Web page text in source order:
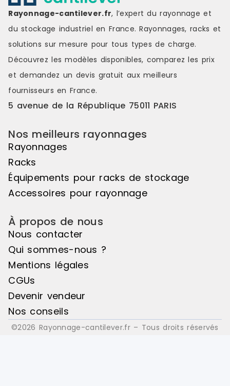
Europalette de 80×120 cm, l’échelle
sera normalement de 110 cm.
Lisses : les lisses sont les éléments
horizontaux et résistants des
rayonnages sur lesquels sont
déposées les charges. Elles sont
assemblées aux montants par des
connecteurs qui s’emboîtent dans
leurs perforations. Chaque lisse
intègre 2 goupilles de sécurité qui
évitent tout risque de décrochage
traverses galvanisées Lisses
stockage sur palette orange RAL
2004
Rayonnage-cantilever.fr, l’expert du rayonnage et
du stockage industriel en France. Rayonnages, racks et
solutions sur mesure pour tous types de charge.
Découvrez les modèles disponibles, comparez les prix
et demandez un devis gratuit aux meilleurs
fournisseurs en France.
5 avenue de la République 75011 PARIS
Nos meilleurs rayonnages
Rayonnages
Racks
Équipements pour racks de stockage
Accessoires pour rayonnage
À propos de nous
Nous contacter
Qui sommes-nous ?
Mentions légales
CGUs
Devenir vendeur
Nos conseils
©2026 Rayonnage-cantilever.fr – Tous droits réservés